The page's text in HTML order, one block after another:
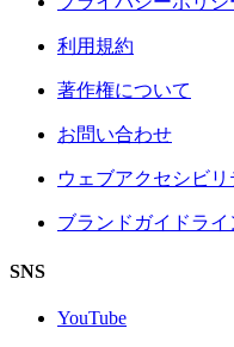
利用規約
著作権について
お問い合わせ
ウェブアクセシビ
ブランドガイドライ
SNS
YouTube